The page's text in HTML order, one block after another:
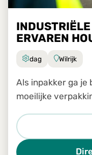
ERVAREN
dag Wilrijk
Als inpakker ga je
moeilijke